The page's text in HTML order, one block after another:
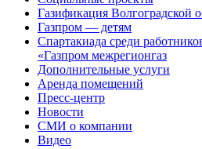
Газификация Волгоградской
Газпром — детям
Спартакиада среди
«Газпром межрегионгаз
Дополнительные услуги
Аренда помещений
Пресс-центр
Новости
СМИ о компании
Видео